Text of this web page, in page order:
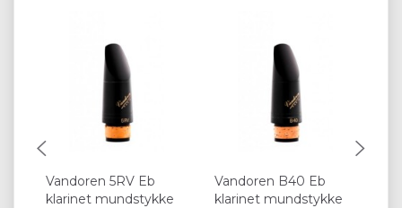
Vandoren 5RV Eb
klarinet mundstykke
Vandoren B40 Eb
klarinet mundstykke